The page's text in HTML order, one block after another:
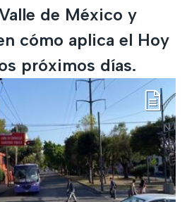
de México y
cómo aplica el Hoy
próximos días.